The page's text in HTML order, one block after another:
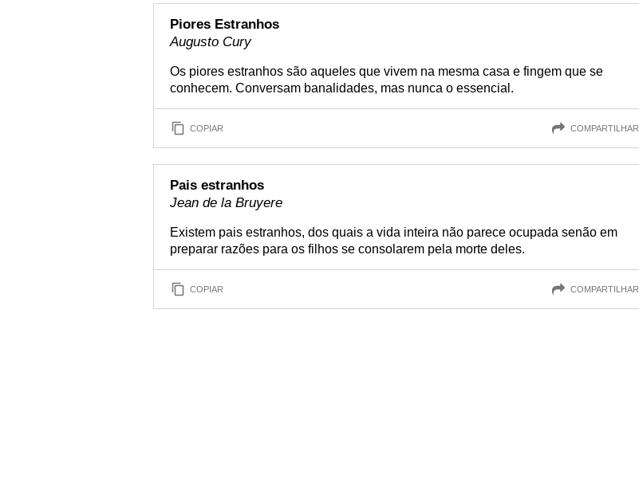
Piores Estranhos
Augusto Cury
Os piores estranhos são aqueles que vivem na mesma casa e fingem que se
conhecem. Conversam banalidades, mas nunca o essencial.
COPIAR COMPARTILHAR
Pais estranhos
Jean de la Bruyere
Existem pais estranhos, dos quais a vida inteira não parece ocupada senão em
preparar razões para os filhos se consolarem pela morte deles.
COPIAR COMPARTILHAR